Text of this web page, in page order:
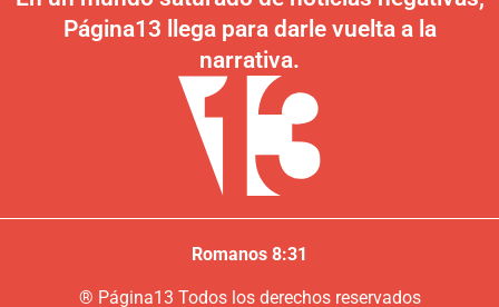
Página13 llega para darle vuelta a la
narrativa.
Romanos 8:31
® Página13 Todos los derechos reservados